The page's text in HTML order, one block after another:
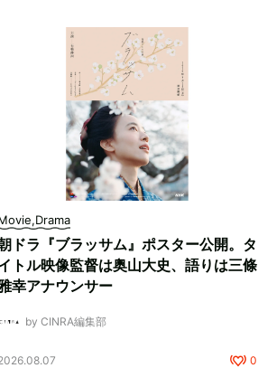
ドラ『ブラッサム』ポスター公開。タ
トル映像監督は奥山大史、語りは三條
幸アナウンサー
by CINRA編集部
0